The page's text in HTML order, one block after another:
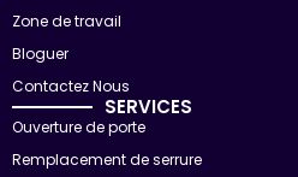
o
t
r
e
Zone de travail
Bloguer
Contactez Nous
SERVICES
Ouverture de porte
Remplacement de serrure